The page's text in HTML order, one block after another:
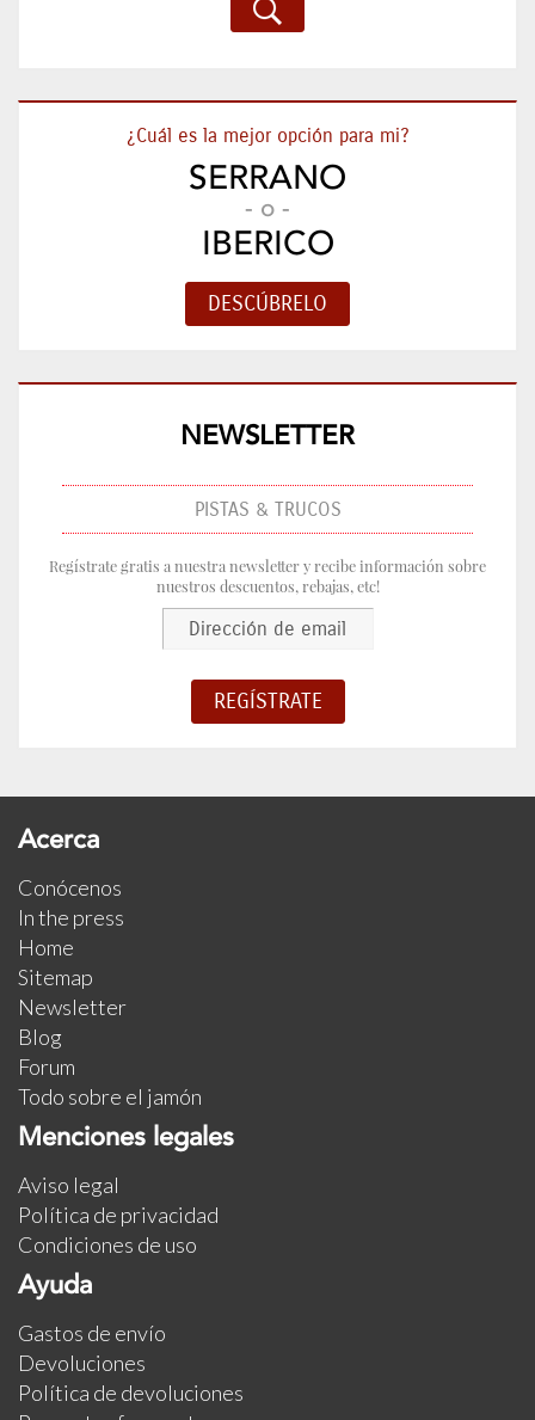
¿Cuál es la mejor opción para mi?
SERRANO
- o -
IBERICO
NEWSLETTER
PISTAS & TRUCOS
Regístrate gratis a nuestra newsletter y recibe información sobre
nuestros descuentos, rebajas, etc!
Acerca
Conócenos
In the press
Home
Sitemap
Newsletter
Blog
Forum
Todo sobre el jamón
Menciones legales
Aviso legal
Política de privacidad
Condiciones de uso
Ayuda
Gastos de envío
Devoluciones
Política de devoluciones